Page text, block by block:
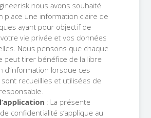
nous avons souhaité
place une information claire de
ayant pour objectif de
vie privée et vos données
Nous pensons que chaque
peut tirer bénéfice de la libre
d’information lorsque ces
recueillies et utilisées de
: La présente
confidentialité s’applique au